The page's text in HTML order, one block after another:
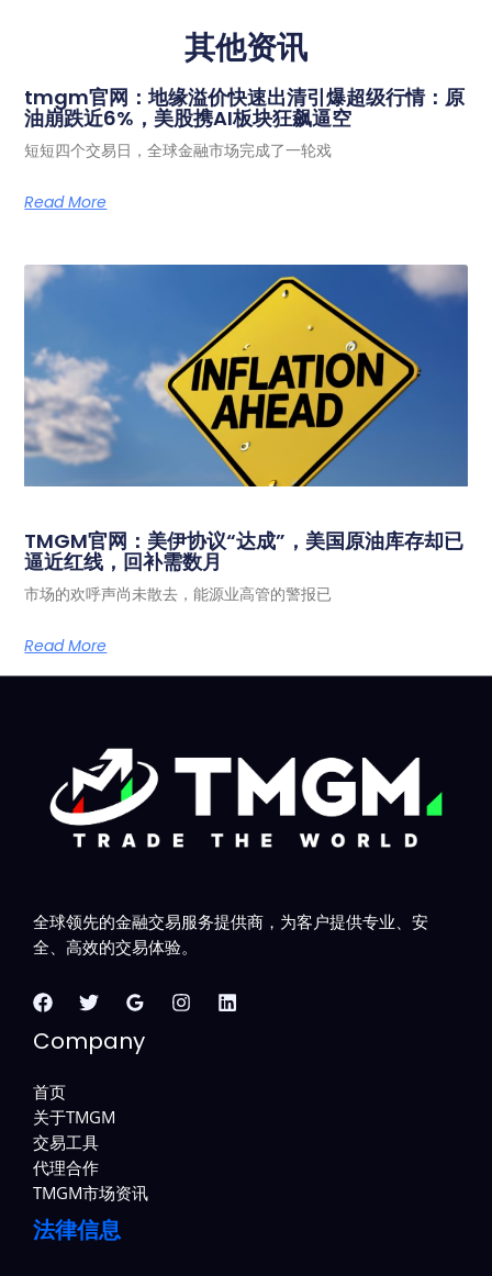
其他资讯
tmgm官网：地缘溢价快速出清引爆超级行情：原
油崩跌近6%，美股携AI板块狂飙逼空
短短四个交易日，全球金融市场完成了一轮戏
Read More
TMGM官网：美伊协议“达成”，美国原油库存却已
逼近红线，回补需数月
市场的欢呼声尚未散去，能源业高管的警报已
Read More
全球领先的金融交易服务提供商，为客户提供专业、安
全、高效的交易体验。
Company
首页
关于TMGM
交易工具
代理合作
TMGM市场资讯
法律信息